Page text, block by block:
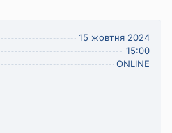
15 жовтня 2024
15:00
ONLINE